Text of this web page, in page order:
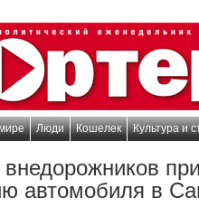
Люди Кошелек Культура и
автомобиля в